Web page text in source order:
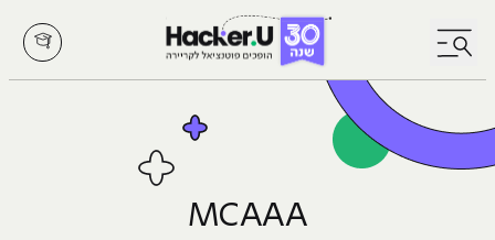
לחץ לפתיחת/סגירת תפריט
MCAAA